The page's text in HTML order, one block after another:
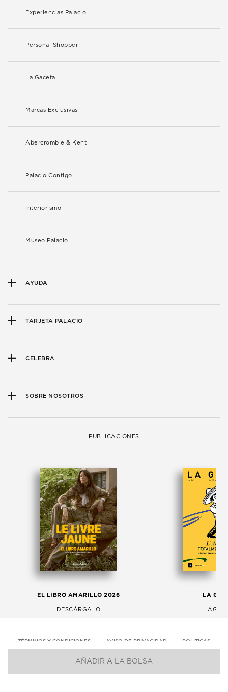
AÑADIR A LA BOLSA
Experiencias Palacio
Personal Shopper
La Gaceta
Marcas Exclusivas
Abercrombie & Kent
Palacio Contigo
Interiorismo
Museo Palacio
AYUDA
TARJETA PALACIO
CELEBRA
SOBRE NOSOTROS
PUBLICACIONES
EL LIBRO AMARILLO 2026
DESCÁRGALO
LA
TÉRMINOS Y CONDICIONES AVISO DE PRIVACIDAD POLITICAS